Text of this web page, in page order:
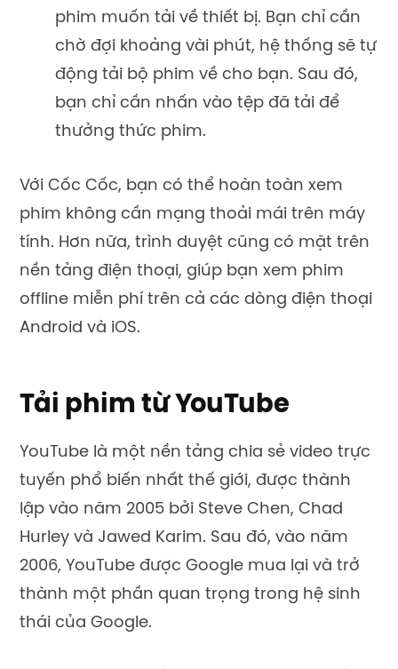
phim muốn tải về thiết bị. Bạn chỉ cần
chờ đợi khoảng vài phút, hệ thống sẽ tự
động tải bộ phim về cho bạn. Sau đó,
bạn chỉ cần nhấn vào tệp đã tải để
thưởng thức phim.
Với Cốc Cốc, bạn có thể hoàn toàn xem
phim không cần mạng thoải mái trên máy
tính. Hơn nữa, trình duyệt cũng có mặt trên
nền tảng điện thoại, giúp bạn xem phim
offline miễn phí trên cả các dòng điện thoại
Android và iOS.
Tải phim từ YouTube
YouTube là một nền tảng chia sẻ video trực
tuyến phổ biến nhất thế giới, được thành
lập vào năm 2005 bởi Steve Chen, Chad
Hurley và Jawed Karim. Sau đó, vào năm
2006, YouTube được Google mua lại và trở
thành một phần quan trọng trong hệ sinh
thái của Google.